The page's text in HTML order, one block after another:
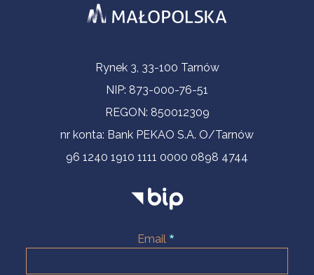
Informacje kontaktoweRynek 3, 33-100 Tarnów
NIP: 873-000-76-51
REGON: 850012309
nr konta: Bank PEKAO S.A. O/Tarnów
96 1240 1910 1111 0000 0898 4744
Email